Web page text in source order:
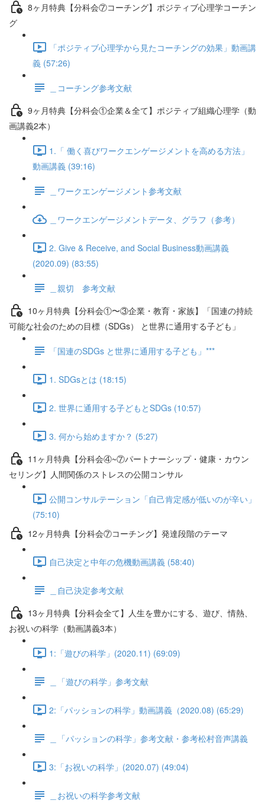
8ヶ月特典【分科会⑦コーチング】ポジティブ心理学コーチン
グ
「ポジティブ心理学から見たコーチングの効果」動画講
義 (57:26)
＿コーチング参考文献
9ヶ月特典【分科会①企業＆全て】ポジティブ組織心理学（動
画講義2本）
1.「 働く喜びワークエンゲージメントを高める方法」
動画講義 (39:16)
＿ワークエンゲージメント参考文献
＿ワークエンゲージメントデータ、グラフ（参考）
2. Give & Receive, and Social Business動画講義
(2020.09) (83:55)
＿親切 参考文献
10ヶ月特典【分科会①〜③企業・教育・家族】「国連の持続
可能な社会のための目標（SDGs） と世界に通用する子ども」
「国連のSDGs と世界に通用する子ども」***
1. SDGsとは (18:15)
2. 世界に通用する子どもとSDGs (10:57)
3. 何から始めますか？ (5:27)
11ヶ月特典【分科会④~⑦パートナーシップ・健康・カウン
セリング】人間関係のストレスの公開コンサル
公開コンサルテーション「自己肯定感が低いのが辛い」
(75:10)
12ヶ月特典【分科会⑦コーチング】発達段階のテーマ
自己決定と中年の危機動画講義 (58:40)
＿自己決定参考文献
13ヶ月特典【分科会全て】人生を豊かにする、遊び、情熱、
お祝いの科学（動画講義3本）
1:「遊びの科学」(2020.11) (69:09)
＿「遊びの科学」参考文献
2:「パッションの科学」動画講義（2020.08) (65:29)
＿「パッションの科学」参考文献・参考松村音声講義
3:「お祝いの科学」(2020.07) (49:04)
＿お祝いの科学参考文献